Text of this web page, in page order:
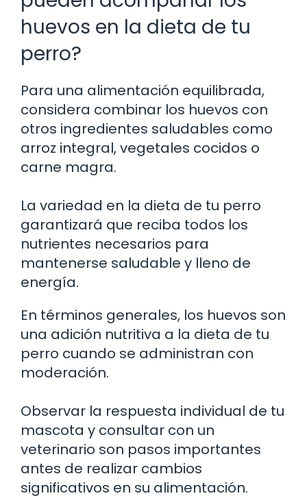
huevos en la dieta de tu
perro?
Para una alimentación equilibrada,
considera combinar los huevos con
otros ingredientes saludables como
arroz integral, vegetales cocidos o
carne magra.
La variedad en la dieta de tu perro
garantizará que reciba todos los
nutrientes necesarios para
mantenerse saludable y lleno de
energía.
En términos generales, los huevos son
una adición nutritiva a la dieta de tu
perro cuando se administran con
moderación.
Observar la respuesta individual de tu
mascota y consultar con un
veterinario son pasos importantes
antes de realizar cambios
significativos en su alimentación.